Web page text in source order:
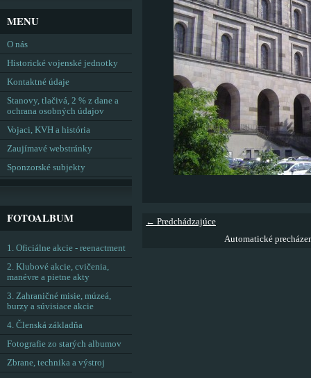
← Predchádzajúce
Automatické
MENU
O nás
Historické vojenské jednotky
Kontaktné údaje
Stanovy, tlačivá, 2 % z dane a
ochrana osobných údajov
Vojaci, KVH a história
Zaujímavé webstránky
Sponzorské subjekty
FOTOALBUM
1. Oficiálne akcie - reenactment
2. Klubové akcie, cvičenia,
manévre a pietne akty
3. Zahraničné misie, múzeá,
burzy a súvisiace akcie
4. Členská základňa
Fotografie zo starých albumov
Zbrane, technika a výstroj